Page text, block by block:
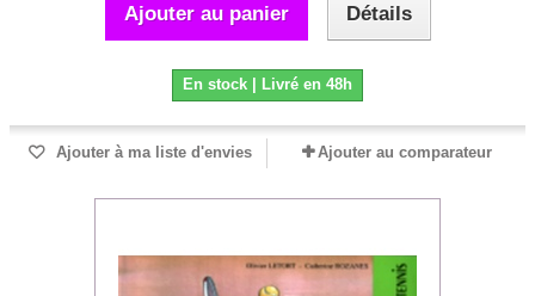
Ajouter au panier Détails
En stock | Livré en 48h
Ajouter à ma liste d'envies Ajouter au comparateur